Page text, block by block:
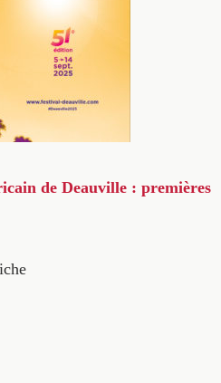
de Deauville : premières